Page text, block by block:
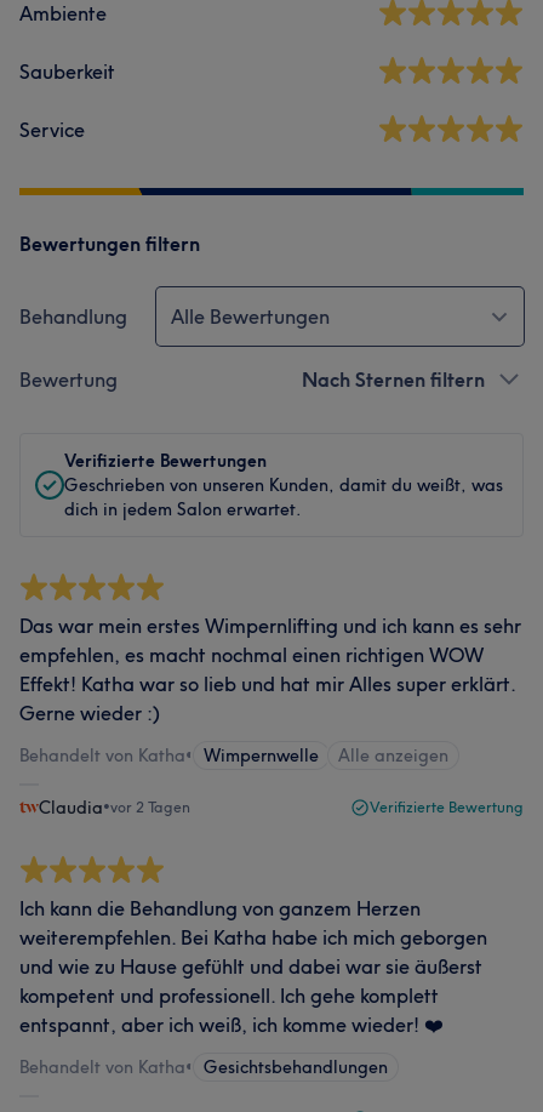
Ambiente
Sauberkeit
Service
Bewertungen filtern
Behandlung Alle Bewertungen
Bewertung Nach Sternen filtern
Verifizierte Bewertungen
Geschrieben von unseren Kunden, damit du weißt, was
dich in jedem Salon erwartet.
Das war mein erstes Wimpernlifting und ich kann es sehr
empfehlen, es macht nochmal einen richtigen WOW
Effekt! Katha war so lieb und hat mir Alles super erklärt.
Gerne wieder :)
Behandelt von Katha• Wimpernwelle Alle anzeigen
Claudia•vor 2 Tagen Verifizierte Bewertung
Ich kann die Behandlung von ganzem Herzen
weiterempfehlen. Bei Katha habe ich mich geborgen
und wie zu Hause gefühlt und dabei war sie äußerst
kompetent und professionell. Ich gehe komplett
entspannt, aber ich weiß, ich komme wieder! ❤️
Behandelt von Katha• Gesichtsbehandlungen